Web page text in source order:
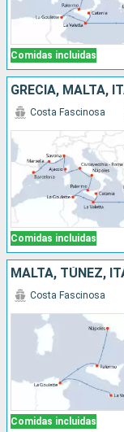
Comidas incluidas
Comidas incluidas
Costa Fascinosa
MALTA, TÚNEZ,
Comidas incluidas
Costa Fascinosa